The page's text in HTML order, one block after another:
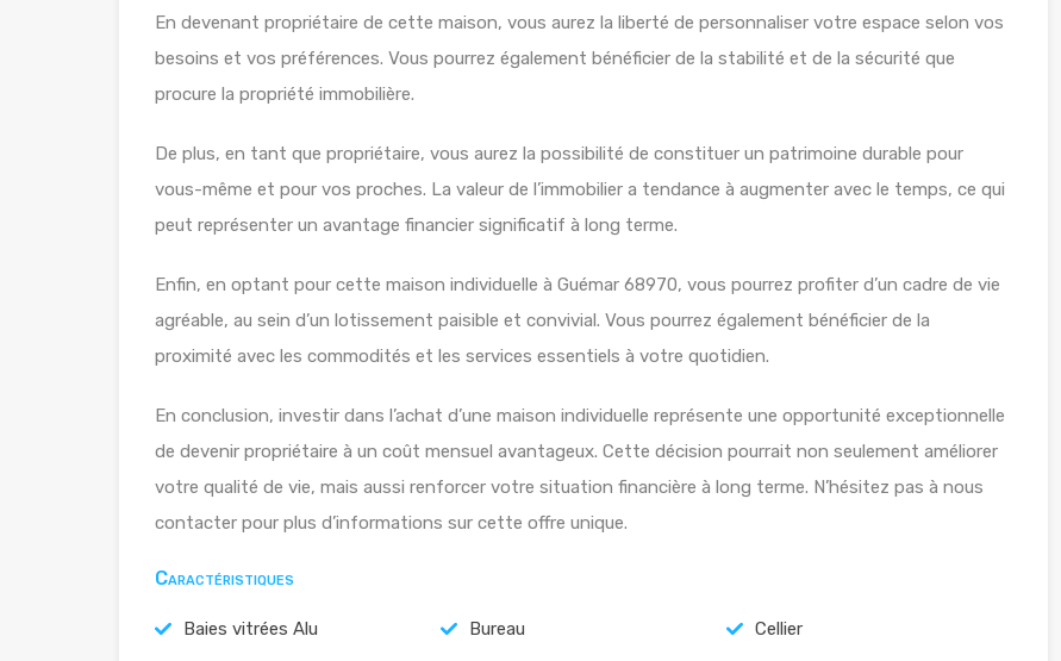
En devenant propriétaire de cette maison, vous aurez la liberté de personnaliser votre espace selon vos
besoins et vos préférences. Vous pourrez également bénéficier de la stabilité et de la sécurité que
procure la propriété immobilière.
De plus, en tant que propriétaire, vous aurez la possibilité de constituer un patrimoine durable pour
vous-même et pour vos proches. La valeur de l’immobilier a tendance à augmenter avec le temps, ce qui
peut représenter un avantage financier significatif à long terme.
Enfin, en optant pour cette maison individuelle à Guémar 68970, vous pourrez profiter d’un cadre de vie
agréable, au sein d’un lotissement paisible et convivial. Vous pourrez également bénéficier de la
proximité avec les commodités et les services essentiels à votre quotidien.
En conclusion, investir dans l’achat d’une maison individuelle représente une opportunité exceptionnelle
de devenir propriétaire à un coût mensuel avantageux. Cette décision pourrait non seulement améliorer
votre qualité de vie, mais aussi renforcer votre situation financière à long terme. N’hésitez pas à nous
contacter pour plus d’informations sur cette offre unique.
Caractéristiques
Baies vitrées Alu Bureau Cellier